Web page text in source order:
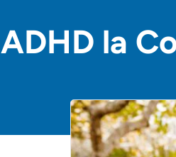
ADHD la